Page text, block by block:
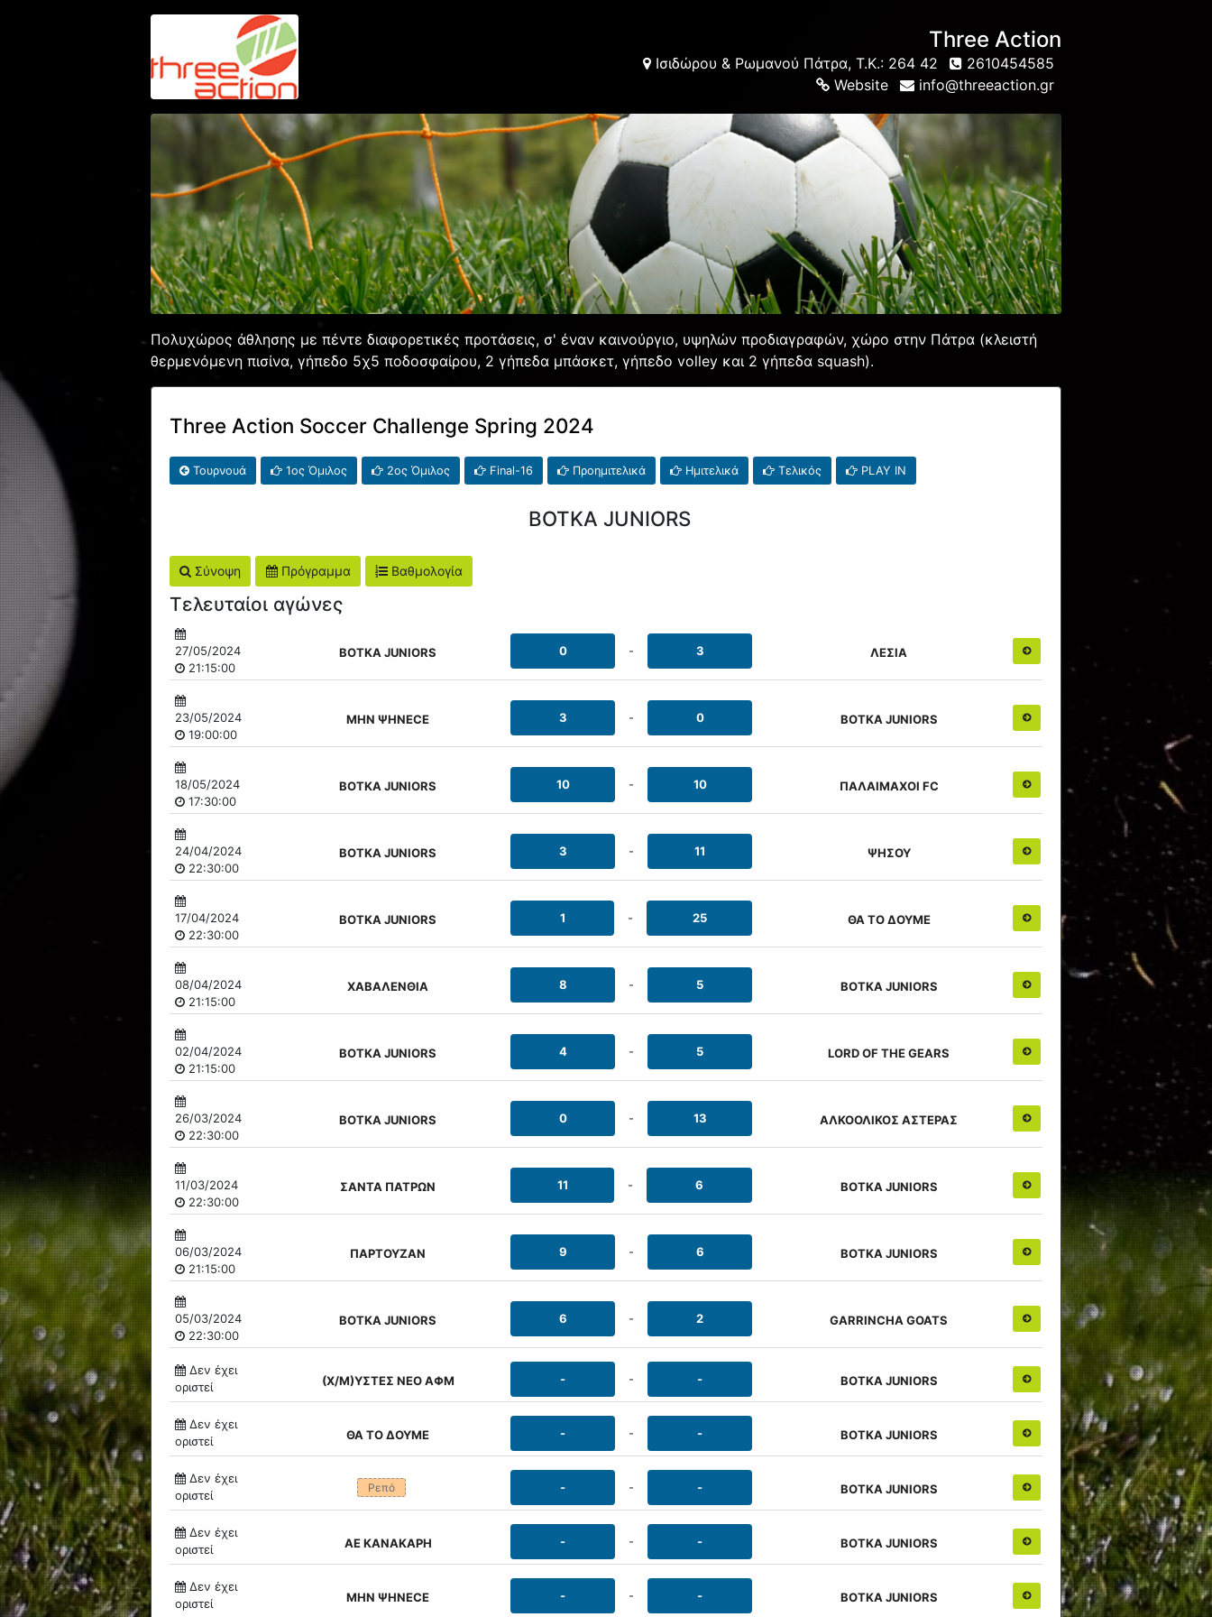
Three Action
Ισιδώρου & Ρωμανού Πάτρα, Τ.Κ.: 264 42
2610454585
Website
info@threeaction.gr
Πολυχώρος άθλησης με πέντε διαφορετικές προτάσεις, σ' έναν καινούργιο, υψηλών προδιαγραφών, χώρο στην Πάτρα (κλειστή
θερμενόμενη πισίνα, γήπεδο 5χ5 ποδοσφαίρου, 2 γήπεδα μπάσκετ, γήπεδο volley και 2 γήπεδα squash).
Three Action Soccer Challenge Spring 2024
Τουρνουά 1ος Όμιλος 2ος Όμιλος Final-16 Προημιτελικά Ημιτελικά Τελικός PLAY IN
ΒΟΤΚΑ JUNIORS
Σύνοψη Πρόγραμμα Βαθμολογία
Τελευταίοι αγώνες
27/05/2024
21:15:00
ΒΟΤΚΑ JUNIORS 0 - 3 ΛΕΣΙΑ
23/05/2024
19:00:00
ΜΗΝ ΨΗΝΕCE 3 - 0 ΒΟΤΚΑ JUNIORS
18/05/2024
17:30:00
ΒΟΤΚΑ JUNIORS 10 - 10 ΠΑΛΑΙΜΑΧΟΙ FC
24/04/2024
22:30:00
ΒΟΤΚΑ JUNIORS 3 - 11 ΨΗΣΟΥ
17/04/2024
22:30:00
ΒΟΤΚΑ JUNIORS 1 - 25 ΘΑ ΤΟ ΔΟΥΜΕ
08/04/2024
21:15:00
ΧΑΒΑΛΕΝΘΙΑ 8 - 5 ΒΟΤΚΑ JUNIORS
02/04/2024
21:15:00
ΒΟΤΚΑ JUNIORS 4 - 5 LORD OF THE GEARS
26/03/2024
22:30:00
ΒΟΤΚΑ JUNIORS 0 - 13 ΑΛΚΟΟΛΙΚΟΣ ΑΣΤΕΡΑΣ
11/03/2024
22:30:00
ΣΑΝΤΑ ΠΑΤΡΩΝ 11 - 6 ΒΟΤΚΑ JUNIORS
06/03/2024
21:15:00
ΠΑΡΤΟΥΖΑΝ 9 - 6 ΒΟΤΚΑ JUNIORS
05/03/2024
22:30:00
ΒΟΤΚΑ JUNIORS 6 - 2 GARRINCHA GOATS
Δεν έχει
οριστεί
(X/M)ΥΣΤΕΣ ΝΕΟ ΑΦΜ - - - ΒΟΤΚΑ JUNIORS
Δεν έχει
οριστεί
ΘΑ ΤΟ ΔΟΥΜΕ - - - ΒΟΤΚΑ JUNIORS
Δεν έχει
οριστεί
Ρεπό - - - ΒΟΤΚΑ JUNIORS
Δεν έχει
οριστεί
ΑΕ ΚΑΝΑΚΑΡΗ - - - ΒΟΤΚΑ JUNIORS
Δεν έχει
οριστεί
ΜΗΝ ΨΗΝΕCE - - - ΒΟΤΚΑ JUNIORS